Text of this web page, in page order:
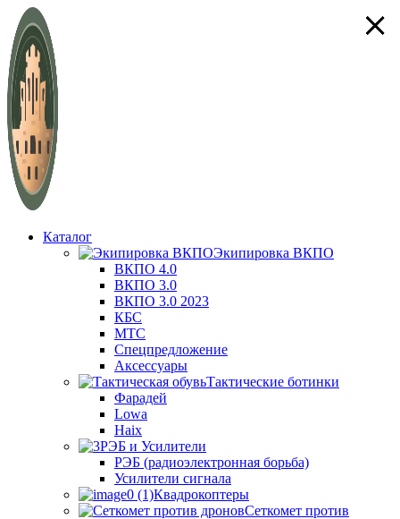
Каталог
Экипировка ВКПО
ВКПО 4.0
ВКПО 3.0
ВКПО 3.0 2023
КБС
МТС
Спецпредложение
Аксессуары
Тактические ботинки
Фарадей
Lowa
Haix
РЭБ и Усилители
РЭБ (радиоэлектронная борьба)
Усилители сигнала
Квадрокоптеры
Сеткомет против
×
×
×
×